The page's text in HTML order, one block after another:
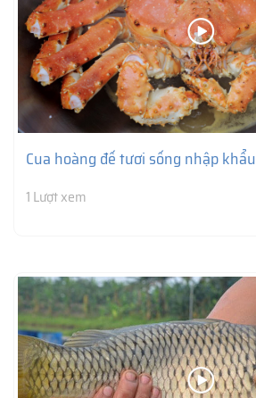
Cua hoàng đế tươi sống nhập khẩu
1 Lượt xem